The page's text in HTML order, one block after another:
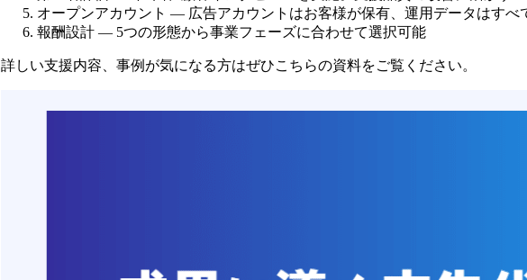
オープンアカウント — 広告アカウントはお客様が保有、運用データはすべ
報酬設計 — 5つの形態から事業フェーズに合わせて選択可能
詳しい支援内容、事例が気になる方はぜひこちらの資料をご覧ください。